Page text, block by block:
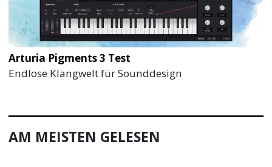
Arturia Pigments 3 Test
Endlose Klangwelt für Sounddesign
AM MEISTEN GELESEN